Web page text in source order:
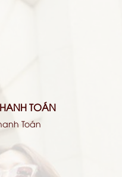
TOÁN
Toán